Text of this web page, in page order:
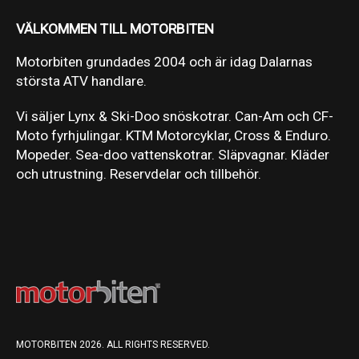
VÄLKOMMEN TILL MOTORBITEN
Motorbiten grundades 2004 och är idag Dalarnas
största ATV handlare.
Vi säljer Lynx & Ski-Doo snöskotrar. Can-Am och CF-
Moto fyrhjulingar. KTM Motorcyklar, Cross & Enduro.
Mopeder. Sea-doo vattenskotrar. Släpvagnar. Kläder
och utrustning. Reservdelar och tillbehör.
MOTORBITEN 2026. ALL RIGHTS RESERVED.